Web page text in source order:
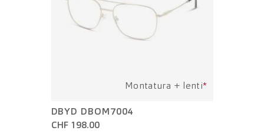
Montatura + lenti*
DBYD DBOM7004
CHF 198.00